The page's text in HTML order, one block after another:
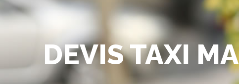
DEVIS TAXI